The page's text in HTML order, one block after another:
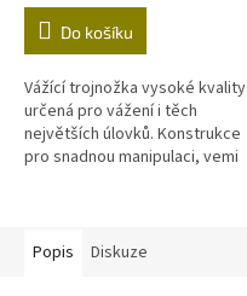
Do košíku
Vážící trojnožka vysoké kvality
určená pro vážení i těch
největších úlovků. Konstrukce
pro snadnou manipulaci, vemi
Popis
Diskuze